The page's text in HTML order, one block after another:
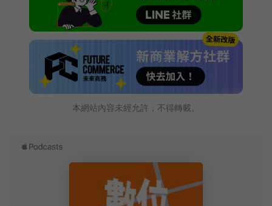
本網站內容未經允許，不得轉載。